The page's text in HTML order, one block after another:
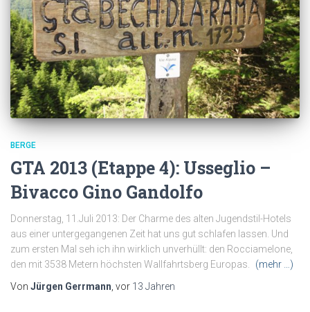
BERGE
GTA 2013 (Etappe 4): Usseglio –
Bivacco Gino Gandolfo
Donnerstag, 11.Juli 2013: Der Charme des alten Jugendstil-Hotels
aus einer untergegangenen Zeit hat uns gut schlafen lassen. Und
zum ersten Mal seh ich ihn wirklich unverhüllt: den Rocciamelone,
den mit 3538 Metern höchsten Wallfahrtsberg Europas.
(mehr …)
Von Jürgen Gerrmann , vor 13 Jahren